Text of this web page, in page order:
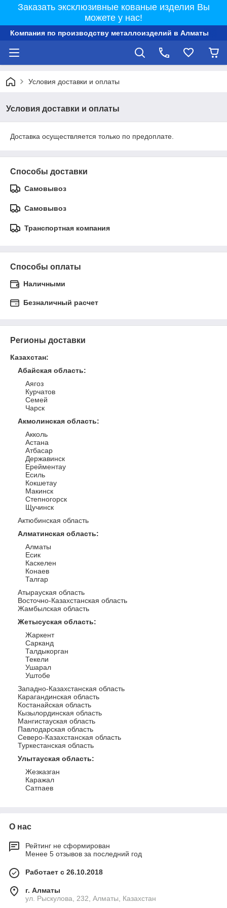
Заказать эксклюзивные кованые изделия Вы
можете у нас!
Компания по производству металлоизделий в Алматы
Условия доставки и оплаты
Условия доставки и оплаты
Доставка осуществляется только по предоплате.
Способы доставки
Самовывоз
Самовывоз
Транспортная компания
Способы оплаты
Наличными
Безналичный расчет
Регионы доставки
Казахстан:
Абайская область:
Аягоз
Курчатов
Семей
Чарск
Акмолинская область:
Акколь
Астана
Атбасар
Державинск
Ерейментау
Есиль
Кокшетау
Макинск
Степногорск
Щучинск
Актюбинская область
Алматинская область:
Алматы
Есик
Каскелен
Конаев
Талгар
Атырауская область
Восточно-Казахстанская область
Жамбылская область
Жетысуская область:
Жаркент
Сарканд
Талдыкорган
Текели
Ушарал
Уштобе
Западно-Казахстанская область
Карагандинская область
Костанайская область
Кызылординская область
Мангистауская область
Павлодарская область
Северо-Казахстанская область
Туркестанская область
Улытауская область:
Жезказган
Каражал
Сатпаев
О нас
Рейтинг не сформирован
Менее 5 отзывов за последний год
Работает с 26.10.2018
г. Алматы
ул. Рыскулова, 232, Алматы, Казахстан